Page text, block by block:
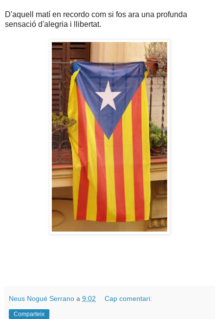
D'aquell matí en recordo com si fos ara una profunda
sensació d'alegria i llibertat.
Neus Nogué Serrano a 9:02 Cap comentari:
Comparteix